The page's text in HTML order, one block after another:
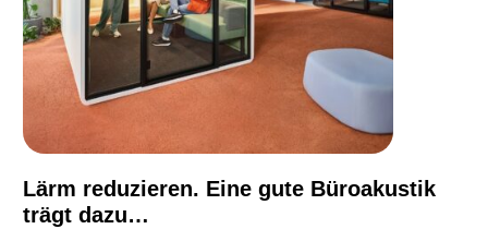
Lärm reduzieren. Eine gute Büroakustik
trägt dazu…